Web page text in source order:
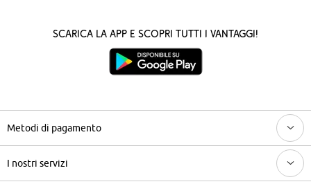
Scarica la App e scopri tutti i vantaggi!
Metodi di pagamento
I nostri servizi